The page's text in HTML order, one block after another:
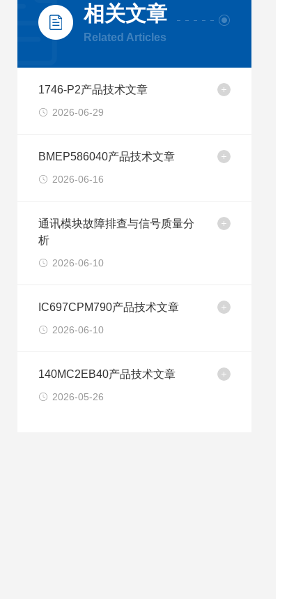
相关文章
Related Articles
1746-P2产品技术文章
2026-06-29
BMEP586040产品技术文章
2026-06-16
通讯模块故障排查与信号质量分
析
2026-06-10
IC697CPM790产品技术文章
2026-06-10
140MC2EB40产品技术文章
2026-05-26